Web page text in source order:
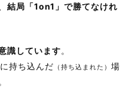
結局「1on1」で勝てなけれ
識しています。
持ち込んだ （持ち込まれた） 場